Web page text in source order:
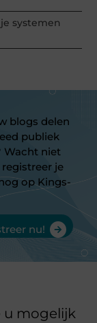
systemen
blogs delen
publiek
Wacht niet
je
op Kings-
nu!
u mogelijk